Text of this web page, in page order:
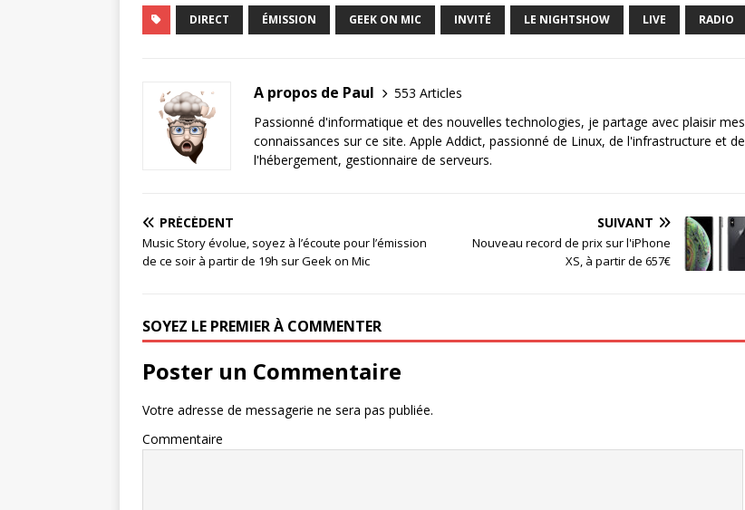
DIRECT ÉMISSION GEEK ON MIC INVITÉ LE NIGHTSHOW LIVE RADIO
A propos de Paul
553 Articles
Passionné d'informatique et des nouvelles technologies, je partage avec plaisir mes
connaissances sur ce site. Apple Addict, passionné de Linux, de l'infrastructure et de
l'hébergement, gestionnaire de serveurs.
PRÉCÉDENT
Music Story évolue, soyez à l’écoute pour l’émission
de ce soir à partir de 19h sur Geek on Mic
SUIVANT
Nouveau record de prix sur l'iPhone
XS, à partir de 657€
SOYEZ LE PREMIER À COMMENTER
Poster un Commentaire
Votre adresse de messagerie ne sera pas publiée.
Commentaire